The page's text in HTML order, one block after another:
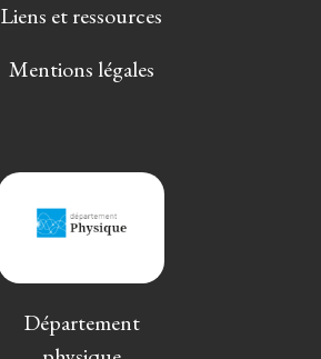
Liens et ressources
Mentions légales
Département